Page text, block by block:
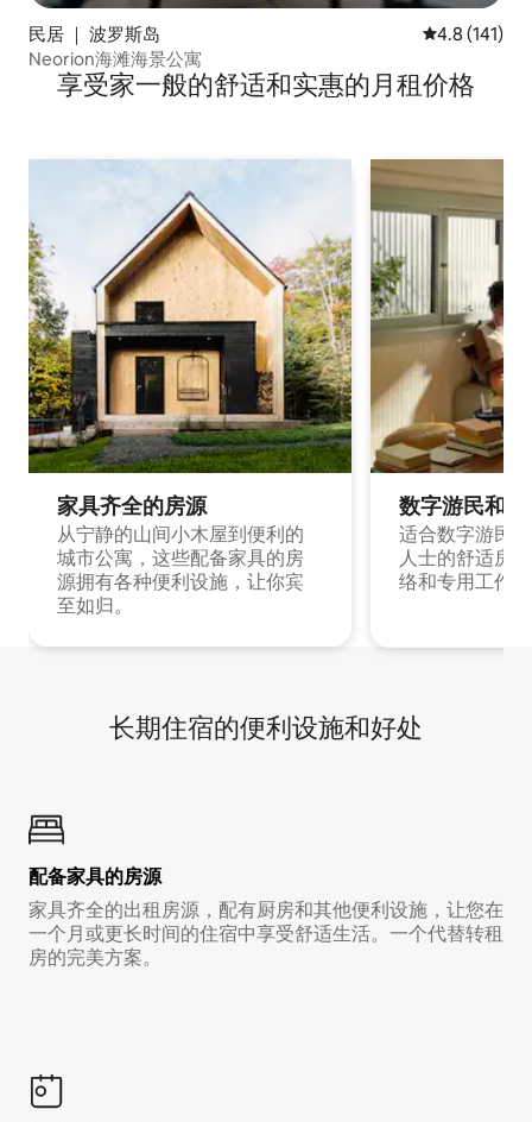
民居 ｜ 波罗斯岛 平均评分 4.8
4.8 (141)
Neorion海滩海景公寓
享受家一般的舒适和实惠的月租价格
家具齐全的房源
从宁静的山间小木屋到便利的
城市公寓，这些配备家具的房
源拥有各种便利设施，让你宾
至如归。
数字游民和
适合数字游民
人士的舒适房
络和专用工作
长期住宿的便利设施和好处
配备家具的房源
家具齐全的出租房源，配有厨房和其他便利设施，让您在
一个月或更长时间的住宿中享受舒适生活。一个代替转租
房的完美方案。